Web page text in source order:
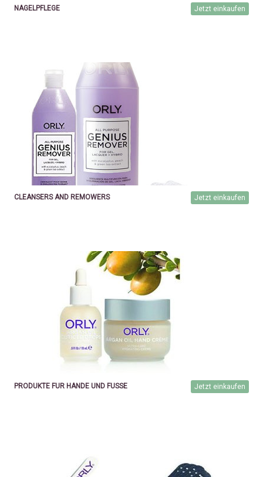
NAGELPFLEGE Jetzt einkaufen
CLEANSERS AND REMOWERS Jetzt einkaufen
PRODUKTE FÜR HÄNDE UND FÜSSE Jetzt einkaufen